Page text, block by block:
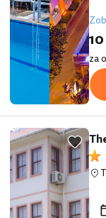
za